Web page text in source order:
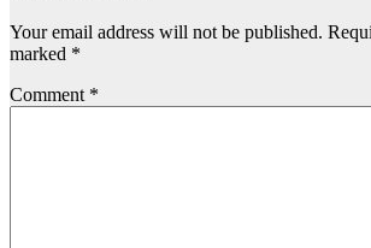
Your email address will not be published.
marked *
Comment *